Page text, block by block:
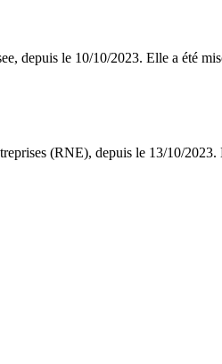
depuis le 10/10/2023. Elle a été
(RNE), depuis le 13/10/